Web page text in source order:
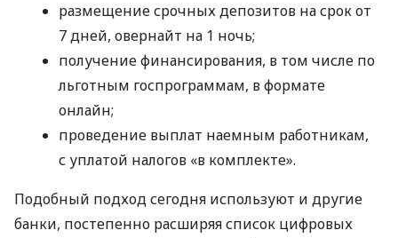
размещение срочных депозитов на срок от
7 дней, овернайт на 1 ночь;
получение финансирования, в том числе по
льготным госпрограммам, в формате
онлайн;
проведение выплат наемным работникам,
с уплатой налогов «в комплекте».
Подобный подход сегодня используют и другие
банки, постепенно расширяя список цифровых